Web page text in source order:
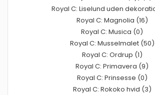
Royal C: Liselund uden
Royal C: Magnolia (16)
Royal C: Musica (0)
Royal C: Musselmalet (50)
Royal C: Ordrup (1)
Royal C: Primavera (9)
Royal C: Prinsesse (0)
Royal C: Rokoko hvid (3)